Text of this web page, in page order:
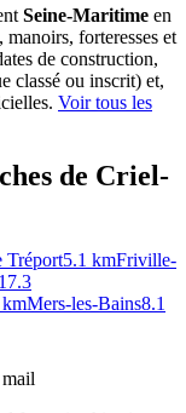
Seine-Maritime en
manoirs, forteresses et
de construction,
classé ou inscrit) et,
Voir tous les
de Criel-
Tréport5.1 kmFriville-
17.3
kmMers-les-Bains8.1